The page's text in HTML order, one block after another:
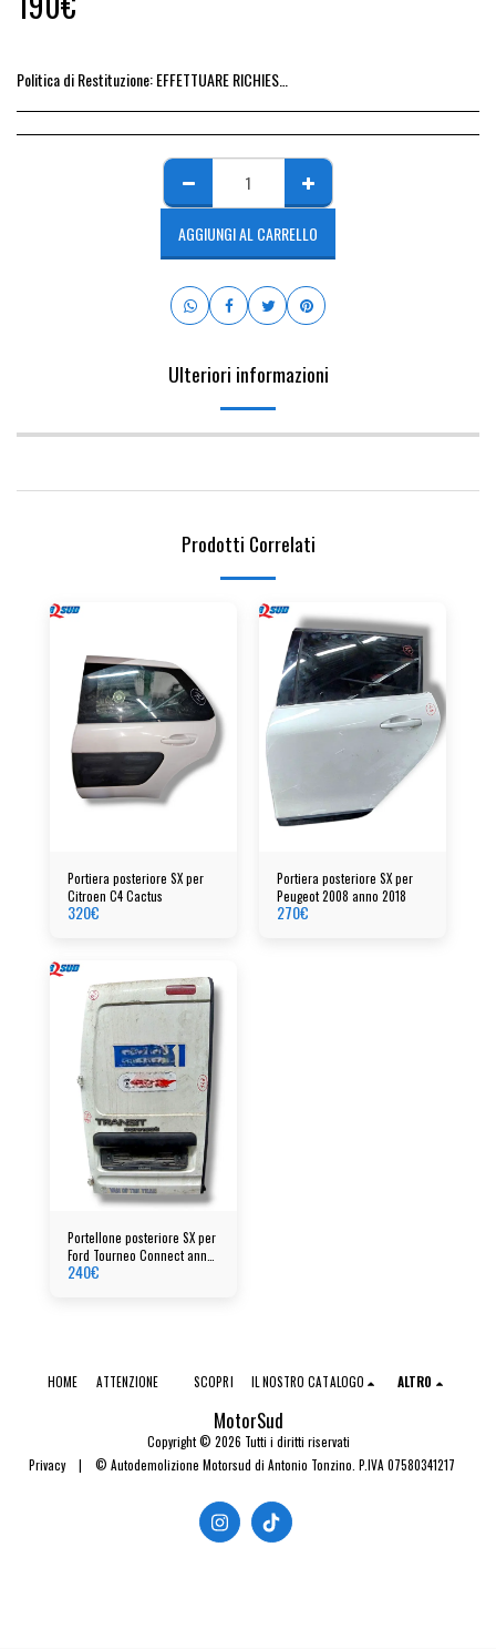
Politica di Restituzione:EFFETTUARE RICHIESTA DI RESO ENTRO 14 GIORNI DALL&#039;ACQUISTO DEL RICAMBIO, IL RIMBORSO VIENE EMESSO ALLA CONSEGNA DEL RICAMBIO IN SEDE.
AGGIUNGI AL CARRELLO
Ulteriori informazioni
Prodotti Correlati
Portiera posteriore SX per
Citroen C4 Cactus
320€
Portiera posteriore SX per
Peugeot 2008 anno 2018
270€
Portellone posteriore SX per
Ford Tourneo Connect anno
2004
240€
MotorSud
Copyright © 2026 Tutti i diritti riservati
Privacy| © Autodemolizione Motorsud di Antonio Tonzino. P.IVA 07580341217
HOME ATTENZIONE SCOPRI IL NOSTRO CATALOGO ALTRO